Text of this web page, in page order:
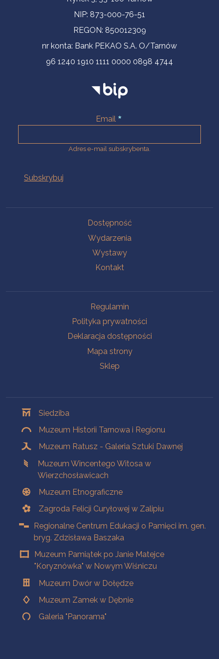
NIP: 873-000-76-51
REGON: 850012309
nr konta: Bank PEKAO S.A. O/Tarnów
96 1240 1910 1111 0000 0898 4744
Email
Adres e-mail subskrybenta.
Dostępność
Wydarzenia
Wystawy
Kontakt
Regulamin
Polityka prywatności
Deklaracja dostępności
Mapa strony
Sklep
Siedziba
Muzeum Historii Tarnowa i Regionu
Muzeum Ratusz - Galeria Sztuki Dawnej
Muzeum Wincentego Witosa w
Wierzchosławicach
Muzeum Etnograficzne
Zagroda Felicji Curyłowej w Zalipiu
Regionalne Centrum Edukacji o Pamięci im. gen.
bryg. Zdzisława Baszaka
Muzeum Pamiątek po Janie Matejce
"Koryznówka" w Nowym Wiśniczu
Muzeum Dwór w Dołędze
Muzeum Zamek w Dębnie
Galeria "Panorama"